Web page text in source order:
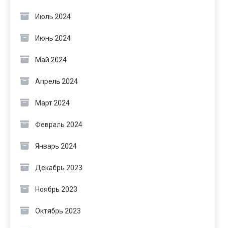
Июль 2024
Июнь 2024
Май 2024
Апрель 2024
Март 2024
Февраль 2024
Январь 2024
Декабрь 2023
Ноябрь 2023
Октябрь 2023